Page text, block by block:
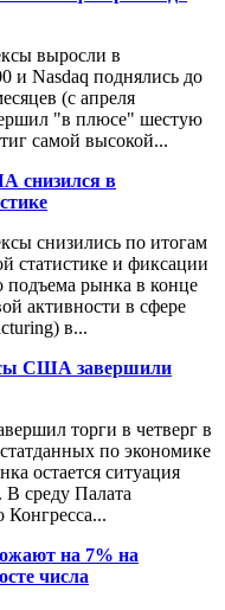
выросли в
и Nasdaq поднялись до
(с апреля
"в плюсе" шестую
самой высокой...
снизился в
снизились по итогам
статистике и фиксации
подъема рынка в конце
активности в сфере
в...
США завершили
торги в четверг в
по экономике
остается ситуация
среду Палата
Конгресса...
на 7% на
числа